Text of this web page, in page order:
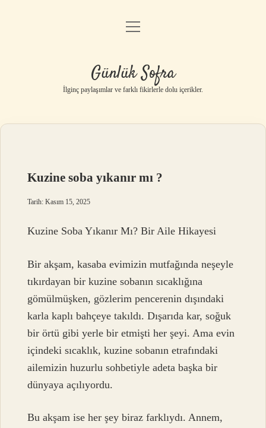
Anasayfa
Yasal Uyarı
menüyü
Günlük Sofra
İlginç paylaşımlar ve farklı fikirlerle dolu içerikler.
Kuzine soba yıkanır mı ?
Tarih: Kasım 15, 2025
Kuzine Soba Yıkanır Mı? Bir Aile Hikayesi
Bir akşam, kasaba evimizin mutfağında neşeyle
tıkırdayan bir kuzine sobanın sıcaklığına
gömülmüşken, gözlerim pencerenin dışındaki
karla kaplı bahçeye takıldı. Dışarıda kar, soğuk
bir örtü gibi yerle bir etmişti her şeyi. Ama evin
içindeki sıcaklık, kuzine sobanın etrafındaki
ailemizin huzurlu sohbetiyle adeta başka bir
dünyaya açılıyordu.
Bu akşam ise her şey biraz farklıydı. Annem,